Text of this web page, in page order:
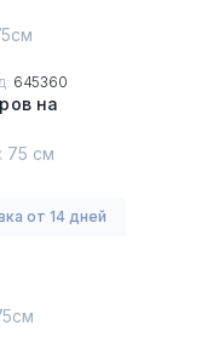
645360
на
75 см
от 14 дней